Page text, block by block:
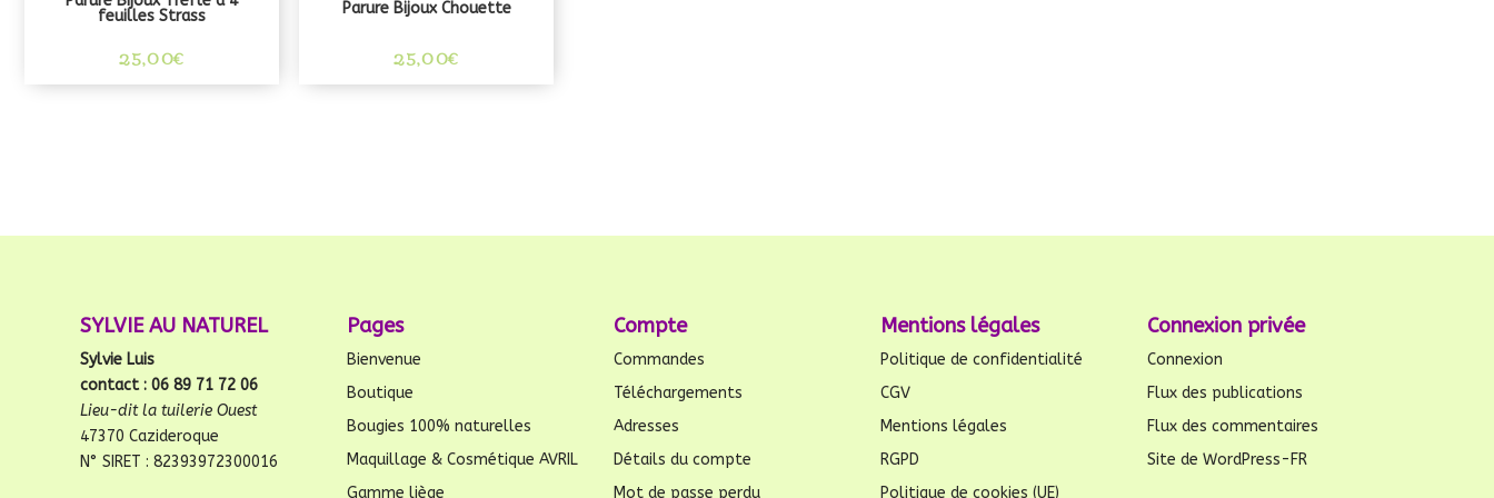
feuilles Strass
25,00€
Parure Bijoux Chouette
25,00€
SYLVIE AU NATUREL
Sylvie Luis
contact : 06 89 71 72 06
Lieu-dit la tuilerie Ouest
47370 Cazideroque
N° SIRET : 82393972300016
Pages
Bienvenue
Boutique
Bougies 100% naturelles
Maquillage & Cosmétique AVRIL
Gamme liège
Compte
Commandes
Téléchargements
Adresses
Détails du compte
Mot de passe perdu
Mentions légales
Politique de confidentialité
CGV
Mentions légales
RGPD
Politique de cookies (UE)
Connexion privée
Connexion
Flux des publications
Flux des commentaires
Site de WordPress-FR